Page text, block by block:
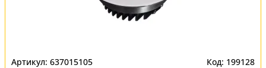
637015105 199128